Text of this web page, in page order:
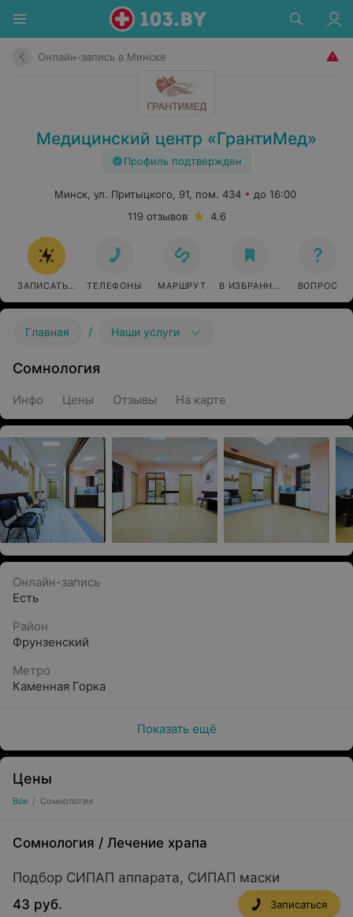
Онлайн-запись в Минске
Медицинский центр «ГрантиМед»
Профиль подтвержден
Минск, ул. Притыцкого, 91, пом. 434
до 16:00
119 отзывов
4.6
ЗАПИСАТЬСЯ ОНЛАЙН
ТЕЛЕФОНЫ МАРШРУТ В ИЗБРАННОЕ ВОПРОС
Главная / Наши услуги
Сомнология
Инфо Цены Отзывы На карте
Онлайн-запись
Есть
Район
Фрунзенский
Метро
Каменная Горка
Показать ещё
Цены
Все / Сомнология
Сомнология / Лечение храпа
Подбор СИПАП аппарата, СИПАП маски
43 руб.
Записаться